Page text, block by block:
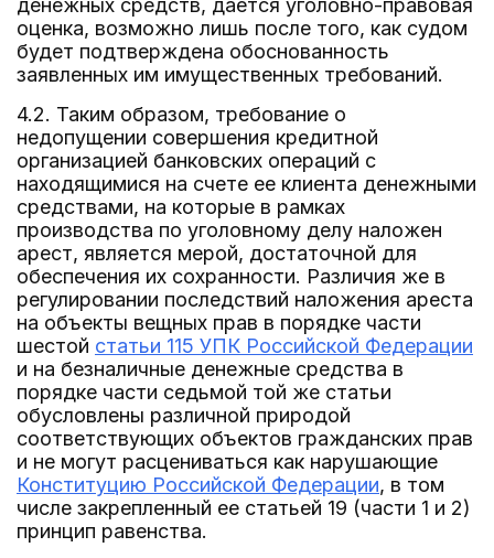
денежных средств, дается уголовно-правовая
оценка, возможно лишь после того, как судом
будет подтверждена обоснованность
заявленных им имущественных требований.
4.2. Таким образом, требование о
недопущении совершения кредитной
организацией банковских операций с
находящимися на счете ее клиента денежными
средствами, на которые в рамках
производства по уголовному делу наложен
арест, является мерой, достаточной для
обеспечения их сохранности. Различия же в
регулировании последствий наложения ареста
на объекты вещных прав в порядке части
шестой статьи 115 УПК Российской Федерации
и на безналичные денежные средства в
порядке части седьмой той же статьи
обусловлены различной природой
соответствующих объектов гражданских прав
и не могут расцениваться как нарушающие
Конституцию Российской Федерации, в том
числе закрепленный ее статьей 19 (части 1 и 2)
принцип равенства.